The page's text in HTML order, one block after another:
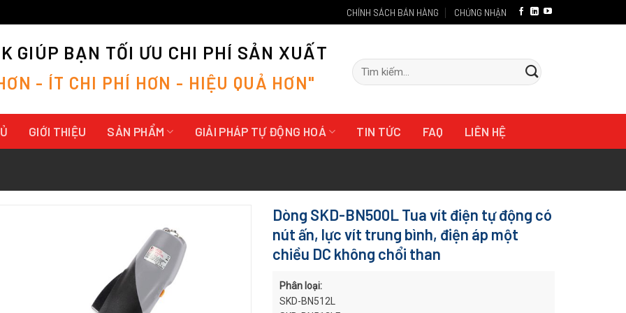
CHÍNH SÁCH BÁN HÀNG CHỨNG NHẬN
GIÚP BẠN TỐI ƯU CHI PHÍ SẢN XUẤT
ƠN - ÍT CHI PHÍ HƠN - HIỆU QUẢ HƠN"
Tìm
kiếm:
GIỚI THIỆU SẢN PHẨM GIẢI PHÁP TỰ ĐỘNG HOÁ TIN TỨC FAQ LIÊN HỆ
Dòng SKD-BN500L Tua vít điện tự động có
nút ấn, lực vít trung bình, điện áp một
chiều DC không chổi than
Phân loại:
SKD-BN512L